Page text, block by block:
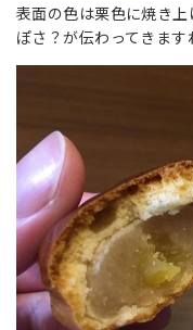
表面の色は栗色に焼き
ぽさ？が伝わってきます